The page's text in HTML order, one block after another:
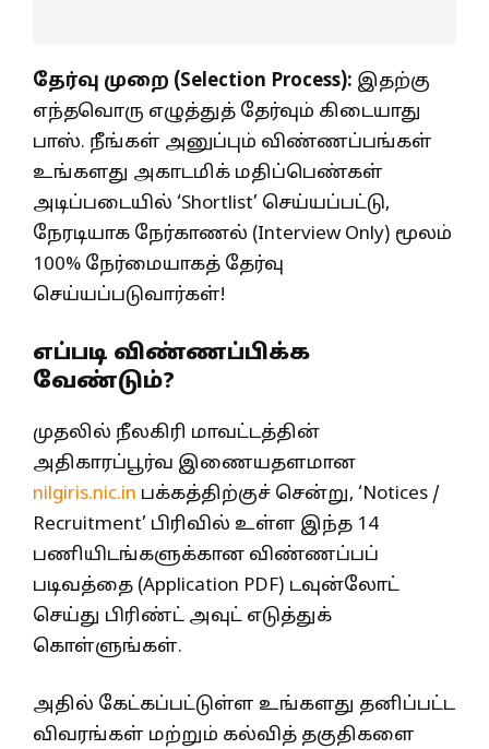
தேர்வு முறை (Selection Process): இதற்கு
எந்தவொரு எழுத்துத் தேர்வும் கிடையாது
பாஸ். நீங்கள் அனுப்பும் விண்ணப்பங்கள்
உங்களது அகாடமிக் மதிப்பெண்கள்
அடிப்படையில் ‘Shortlist’ செய்யப்பட்டு,
நேரடியாக நேர்காணல் (Interview Only) மூலம்
100% நேர்மையாகத் தேர்வு
செய்யப்படுவார்கள்!
எப்படி விண்ணப்பிக்க
வேண்டும்?
முதலில் நீலகிரி மாவட்டத்தின்
அதிகாரப்பூர்வ இணையதளமான
nilgiris.nic.in பக்கத்திற்குச் சென்று, ‘Notices /
Recruitment’ பிரிவில் உள்ள இந்த 14
பணியிடங்களுக்கான விண்ணப்பப்
படிவத்தை (Application PDF) டவுன்லோட்
செய்து பிரிண்ட் அவுட் எடுத்துக்
கொள்ளுங்கள்.
அதில் கேட்கப்பட்டுள்ள உங்களது தனிப்பட்ட
விவரங்கள் மற்றும் கல்வித் தகுதிகளை